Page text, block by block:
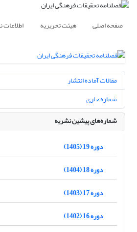
صفحه اصلی هیئت تحریریه اطلاعات
مقالات آماده انتشار
شماره جاری
شماره‌های پیشین نشریه
دوره 19 (1405)
دوره 18 (1404)
دوره 17 (1403)
دوره 16 (1402)